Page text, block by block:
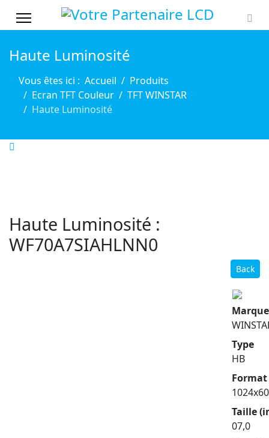
Haute Luminosité
Vous êtes ici : Accueil
Produits
Ecran TFT Couleur
TFT WINSTAR
Haute Luminosité
Haute Luminosité :
WF70A7SIAHLNN0
Back
Marque
Type
HB
Format
Taille
07,0